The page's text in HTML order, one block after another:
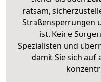
ratsam,
Straßensperrungen
ist. Keine
Spezialisten und
damit Sie sich auf